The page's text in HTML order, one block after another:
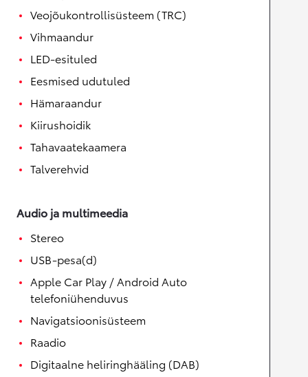
Veojõukontrollisüsteem (TRC)
Vihmaandur
LED-esituled
Eesmised udutuled
Hämaraandur
Kiirushoidik
Tahavaatekaamera
Talverehvid
Audio ja multimeedia
Stereo
USB-pesa(d)
Apple Car Play / Android Auto
telefoniühenduvus
Navigatsioonisüsteem
Raadio
Digitaalne heliringhääling (DAB)